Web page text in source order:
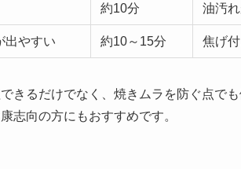
約10分 油汚
出やすい 約10～15分 焦げ
きるだけでなく、焼きムラを防ぐ点で
志向の方にもおすすめです。